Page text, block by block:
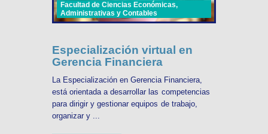
Facultad de Ciencias Económicas,
Administrativas y Contables
Especialización virtual en
Gerencia Financiera
La Especialización en Gerencia Financiera,
está orientada a desarrollar las competencias
para dirigir y gestionar equipos de trabajo,
organizar y ...